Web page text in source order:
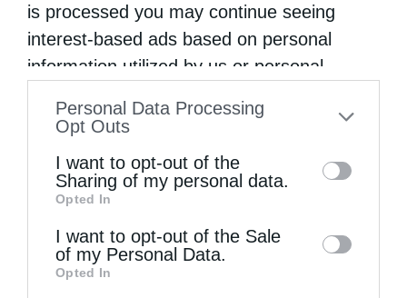
is processed you may continue seeing
interest-based ads based on personal
information utilized by us or personal
to your opt-out. You may separately opt-out
information by third parties on the IAB’s list
of downstream participants. This
information may also be disclosed by us to
third parties on theIAB’s List of
Downstream Participants
Personal Data Processing
Opt Outs
I want to opt-out of the
Sharing of my personal data.
Opted In
I want to opt-out of the Sale
of my Personal Data.
Opted In
Προηγούμενο άρθρο
Μέγας Πανηγυρικός Εσπερινός Αγίου Πνεύματος στη Ν.
Φιλαδέλφεια (ΦΩΤΟ)
Ένα ιστορικό μομέντο για την Ορθοδοξία στη Λιθουανία
ΔΕΙΤΕ ΕΠΙΣΗΣ